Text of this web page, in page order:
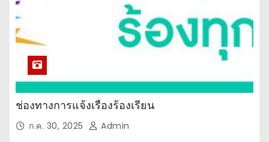
ช่องทางการแจ้งเรื่องร้องเรียน
ก.ค. 30, 2025 Admin